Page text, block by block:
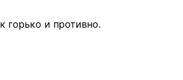
горько и противно.